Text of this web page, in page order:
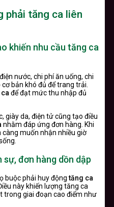
phải tăng ca liên
khiến nhu cầu tăng ca
nước, chi phí ăn uống, chi
bản khó đủ để trang trải.
để đạt mức thu nhập đủ
giày da, điện tử cũng tạo điều
nhằm đáp ứng đơn hàng. Khi
muốn nhận nhiều giờ
sự, đơn hàng dồn dập
buộc phải huy độngtăng ca
này khiến lượng tăng ca
trong giai đoạn cao điểm như